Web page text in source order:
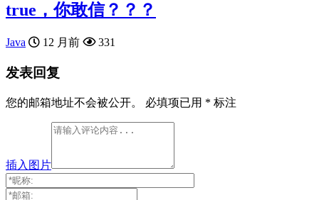
true，你敢信？？？
Java 12 月前 331
发表回复
您的邮箱地址不会被公开。 必填项已用 * 标注
插入图片